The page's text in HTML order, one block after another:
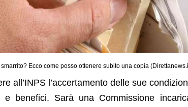
Ecco come posso ottenere subito una copia
all’INPS l’accertamento delle sue
benefici. Sarà una Commissione